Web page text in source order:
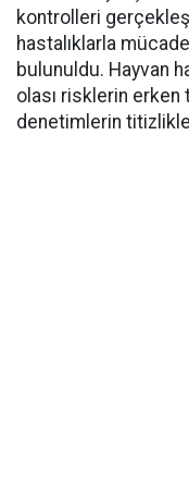
kontrolleri
hastalıklarla
bulunuldu. Hayvan
olası risklerin
denetimlerin